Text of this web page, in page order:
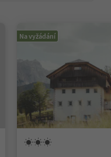
Na vyžádání